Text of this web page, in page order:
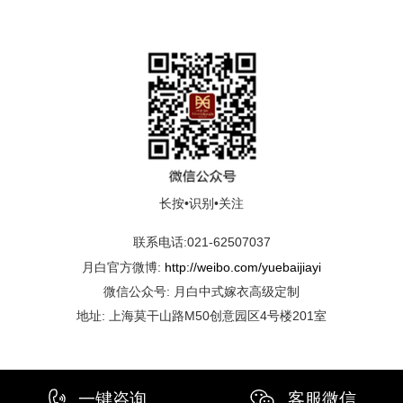
长按•识别•关注
联系电话:021-62507037
月白官方微博: http://weibo.com/yuebaijiayi
微信公众号: 月白中式嫁衣高级定制
地址: 上海莫干山路M50创意园区4号楼201室
一键咨询 客服微信